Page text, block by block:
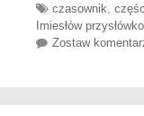
Tags
czasownik
Imiesłów
Zostaw